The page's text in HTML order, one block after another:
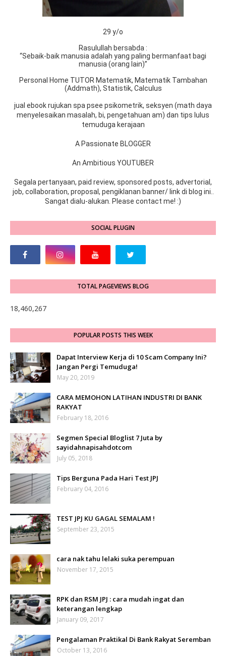
29 y/o
Rasulullah bersabda :
“Sebaik-baik manusia adalah yang paling bermanfaat bagi
manusia (orang lain)”
Personal Home TUTOR Matematik, Matematik Tambahan
(Addmath), Statistik, Calculus
jual ebook rujukan spa psee psikometrik, seksyen (math daya
menyelesaikan masalah, bi, pengetahuan am) dan tips lulus
temuduga kerajaan
A Passionate BLOGGER
An Ambitious YOUTUBER
Segala pertanyaan, paid review, sponsored posts, advertorial,
job, collaboration, proposal, pengiklanan banner/ link di blog ini..
Sangat dialu-alukan. Please contact me! :)
SOCIAL PLUGIN
TOTAL PAGEVIEWS BLOG
18,460,267
POPULAR POSTS THIS WEEK
Dapat Interview Kerja di 10 Scam Company Ini?
Jangan Pergi Temuduga!
May 20, 2019
CARA MEMOHON LATIHAN INDUSTRI DI BANK
RAKYAT
February 18, 2016
Segmen Special Bloglist 7 Juta by
sayidahnapisahdotcom
July 05, 2018
Tips Berguna Pada Hari Test JPJ
February 04, 2016
TEST JPJ KU GAGAL SEMALAM !
September 23, 2015
cara nak tahu lelaki suka perempuan
November 17, 2015
RPK dan RSM JPJ : cara mudah ingat dan
keterangan lengkap
January 09, 2017
Pengalaman Praktikal Di Bank Rakyat Seremban
October 13, 2016